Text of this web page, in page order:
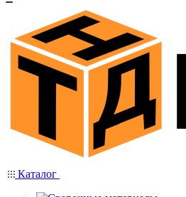
Каталог